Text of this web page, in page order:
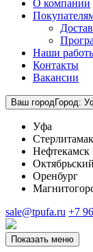
О компании
Наши
Контакты
Вакансии
Ваш городГород:
Уфа
Стерлитамак
Нефтекамск
Октябрьский
Оренбург
sale@tpufa.ru +7
Показать меню